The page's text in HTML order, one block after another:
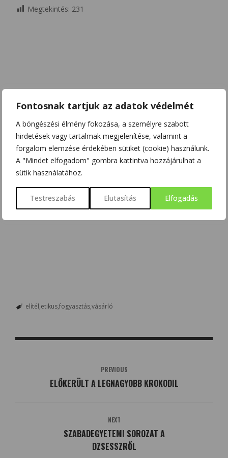
Fontosnak tartjuk az adatok védelmét
A böngészési élmény fokozása, a személyre szabott
hirdetések vagy tartalmak megjelenítése, valamint a
forgalom elemzése érdekében sütiket (cookie) használunk.
A "Mindet elfogadom" gombra kattintva hozzájárulhat a
sütik használatához.
Testreszabás Elutasítás Elfogadás
Megtekintés: 231
elítél etikusfogyasztásvásárló
PREVIOUS
ELŐKERÜLT A LEGNAGYOBB KROKODIL
NEXT
SZABADEGYETEMI SOROZAT A
DZSESSZRŐL